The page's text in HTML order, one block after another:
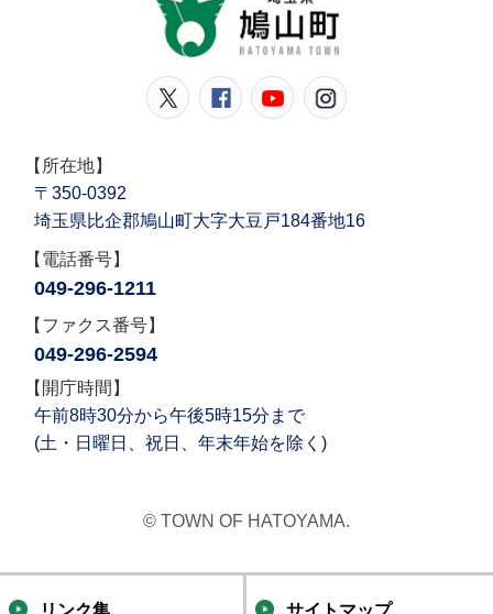
鳩山町公式Twitter
鳩山町公式Facebook
鳩山町公式
【所在地】
〒350-0392
埼玉県比企郡鳩山町大字大豆戸184番地16
【電話番号】
049-296-1211
【ファクス番号】
049-296-2594
【開庁時間】
午前8時30分から午後5時15分まで
(土・日曜日、祝日、年末年始を除く)
© TOWN OF HATOYAMA.
リンク集 サイトマップ